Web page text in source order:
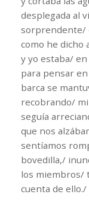
desplegada al
sorprendente/
como he dicho
y yo estaba/
para pensar
barca se
recobrando/
seguía
que nos
sentíamos
bovedilla,/
los miembros/
cuenta de